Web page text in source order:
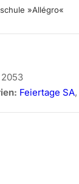
»allégro«
Feiertage SA,